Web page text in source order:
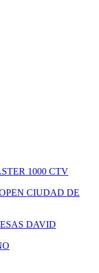
1000 CTV
CIUDAD DE
DAVID